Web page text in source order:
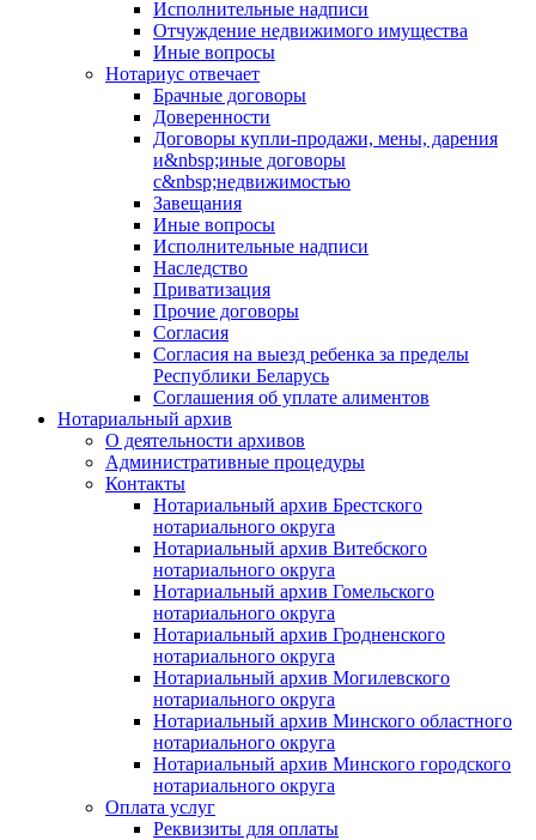
Исполнительные надписи
Отчуждение недвижимого имущества
Иные вопросы
Нотариус отвечает
Брачные договоры
Доверенности
Договоры купли-продажи, мены, дарения
и&nbsp;иные договоры
с&nbsp;недвижимостью
Завещания
Иные вопросы
Исполнительные надписи
Наследство
Приватизация
Прочие договоры
Согласия
Согласия на выезд ребенка за пределы
Республики Беларусь
Соглашения об уплате алиментов
Нотариальный архив
О деятельности архивов
Административные процедуры
Контакты
Нотариальный архив Брестского
нотариального округа
Нотариальный архив Витебского
нотариального округа
Нотариальный архив Гомельского
нотариального округа
Нотариальный архив Гродненского
нотариального округа
Нотариальный архив Могилевского
нотариального округа
Нотариальный архив Минского областного
нотариального округа
Нотариальный архив Минского городского
нотариального округа
Оплата услуг
Реквизиты для оплаты